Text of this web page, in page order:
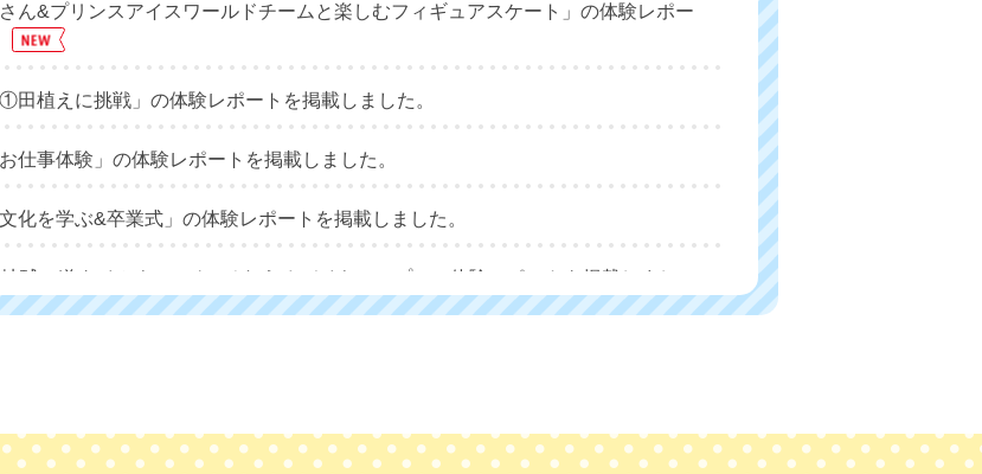
ん&プリンスアイスワールドチームと楽しむフィギュアスケート」の体験レポー
田植えに挑戦」の体験レポートを掲載しました。
仕事体験」の体験レポートを掲載しました。
化を学ぶ&卒業式」の体験レポートを掲載しました。
球の道タイムウォーク&そなえるデイキャンプ」の体験レポートを掲載しまし